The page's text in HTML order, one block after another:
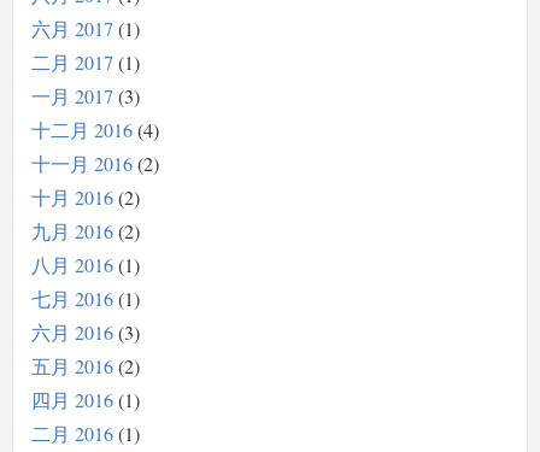
六月 2017 1
二月 2017 1
一月 2017 3
十二月 2016 4
十一月 2016 2
十月 2016 2
九月 2016 2
八月 2016 1
七月 2016 1
六月 2016 3
五月 2016 2
四月 2016 1
二月 2016 1